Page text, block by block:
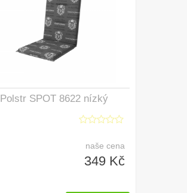
Polstr SPOT 8622 nízký
naše cena
349 Kč